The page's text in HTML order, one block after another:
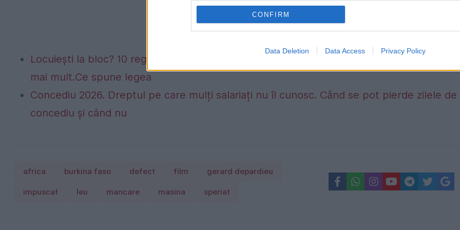
CONFIRM
Data Deletion Data Access Privacy Policy
Locuiești la bloc? 10 reguli pe care mulți proprietari le înțeleg greșit și ajung să plătească
mai mult.Ce spune legea
Concediu 2026. Dreptul pe care mulți salariați nu îl cunosc. Când se pot pierde zilele de
concediu și când nu
africa burkina faso defect film gerard depardieu
impuscat leu mancare masina speriat